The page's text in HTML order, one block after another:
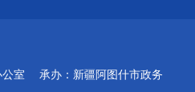
室
承办：新疆阿图什市政务